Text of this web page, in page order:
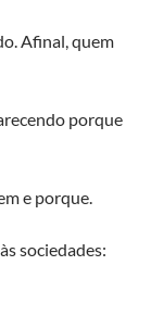
Afinal, quem
porque
e porque.
sociedades: